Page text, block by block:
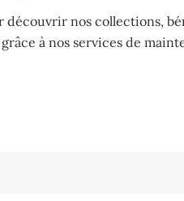
découvrir nos collections,
à nos services de